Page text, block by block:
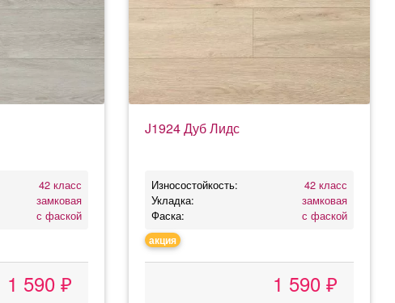
42 класс
замковая
с фаской
1 590 ₽
J1924 Дуб Лидс
Износостойкость:
42 класс
Укладка:
замковая
Фаска:
с фаской
акция
1 590 ₽